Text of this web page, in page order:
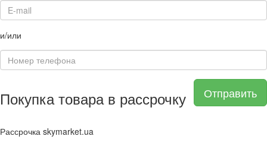
и/или
Отправить
Покупка товара в рассрочку
Рассрочка skymarket.ua